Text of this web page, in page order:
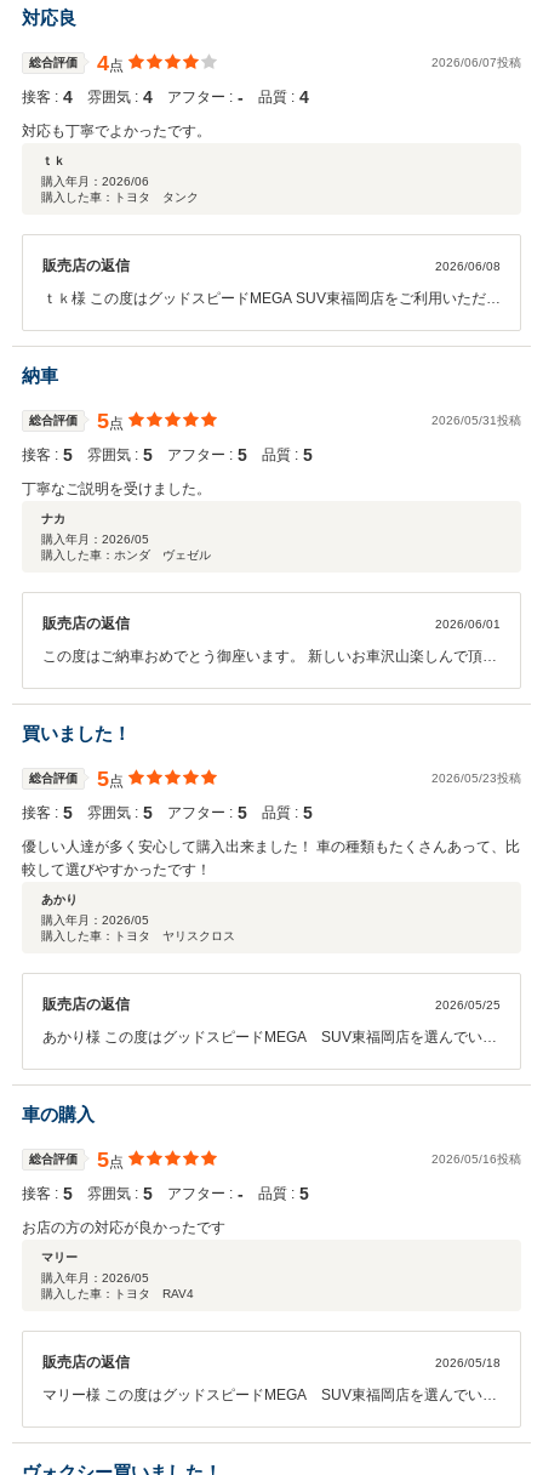
ませ。 今後ともお付き合いのほどよろしくお願い致します。
対応良
総合評価 4点 2026/06/07投稿
接客 : 4 雰囲気 : 4 アフター : ‐ 品質 : 4
対応も丁寧でよかったです。
ｔｋ
購入年月： 2026/06
購入した車：トヨタ タンク
販売店の返信 2026/06/08
ｔｋ様 この度はグッドスピードMEGA SUV東福岡店をご利用いただき
フ一同大変うれしく思います。 これからも何かご不明点がございまし
たら何なりとお申し付けくださいませ。 今後ともお付き合いのほどよ
納車
総合評価 5点 2026/05/31投稿
接客 : 5 雰囲気 : 5 アフター : 5 品質 : 5
丁寧なご説明を受けました。
ナカ
購入年月： 2026/05
購入した車：ホンダ ヴェゼル
販売店の返信 2026/06/01
この度はご納車おめでとう御座います。 新しいお車沢山楽しんで頂け
買いました！
総合評価 5点 2026/05/23投稿
接客 : 5 雰囲気 : 5 アフター : 5 品質 : 5
優しい人達が多く安心して購入出来ました！ 車の種類もたくさんあって、比
較して選びやすかったです！
あかり
購入年月： 2026/05
購入した車：トヨタ ヤリスクロス
販売店の返信 2026/05/25
あかり様 この度はグッドスピードMEGA SUV東福岡店を選んでいた
出来たことを大変うれしく思います。 今後ともお付き合いのほどよろ
しくお願い致します。
車の購入
総合評価 5点 2026/05/16投稿
接客 : 5 雰囲気 : 5 アフター : ‐ 品質 : 5
お店の方の対応が良かったです
マリー
購入年月： 2026/05
購入した車：トヨタ RAV4
販売店の返信 2026/05/18
マリー様 この度はグッドスピードMEGA SUV東福岡店を選んでいた
嬉しく思います。 これからも何かご不明点がございましたら何なりと
お申し付けくださいませ。 今後とも末永くお付き合いのほどよろしく